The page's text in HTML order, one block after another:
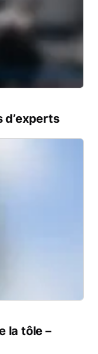
d’experts
la tôle –